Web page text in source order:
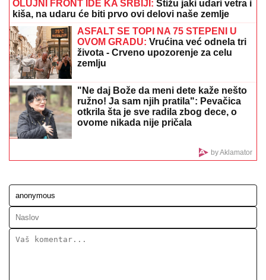
PRETUKAO MAJKU NA SMRT, PA POKUŠAO
SAMOUBISTVO:
Meč Zvezdinih potencijalnih rivala!
Sabahu, Orhus bliži plej-ofu
reprezentacije!